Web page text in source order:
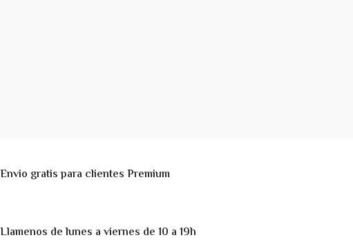
Envio gratis para clientes Premium
Llamenos de lunes a viernes de 10 a 19h